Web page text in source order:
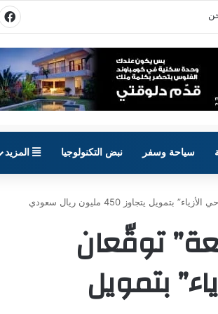
سياحة وسفر نبض التكنولوجيا المزيد
يتجاوز 450 مليون ريال سعودي
توقّعان
بتمويل